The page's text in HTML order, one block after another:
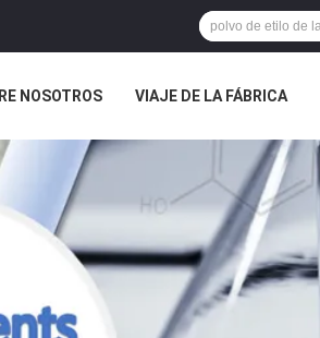
NOSOTROS VIAJE DE LA FÁBRICA